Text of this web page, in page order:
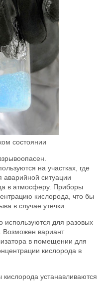
состоянии
на участках, где
аварийной ситуации
в атмосферу. Приборы
кислорода, что бы
в случае утечки.
используются для разовых
Возможен вариант
в помещении для
кислорода в
устанавливаются